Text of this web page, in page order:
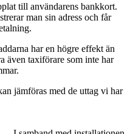
till användarens bankkort.
man sin adress och får
har en högre effekt än
även taxiförare som inte har
jämföras med de uttag vi har